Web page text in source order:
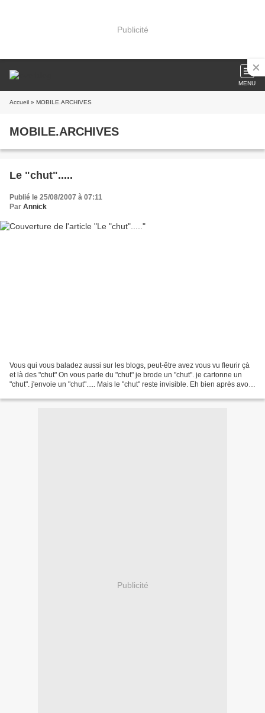
Publicité
MENU
Accueil » MOBILE.ARCHIVES
MOBILE.ARCHIVES
Le "chut".....
Publié le 25/08/2007 à 07:11
Par Annick
Vous qui vous baladez aussi sur les blogs, peut-être avez vous vu fleurir çà
et là des "chut" On vous parle du "chut" je brode un "chut". je cartonne un
"chut". j'envoie un "chut"..... Mais le "chut" reste invisible. Eh bien après avoir
Publicité